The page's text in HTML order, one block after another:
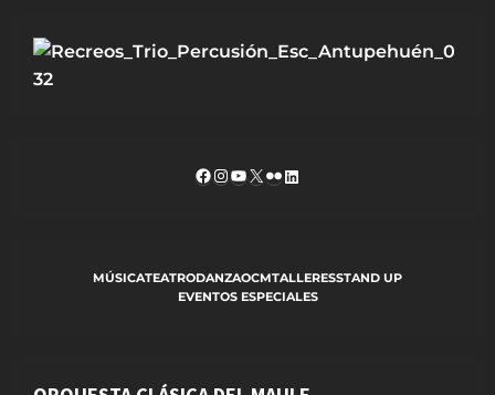
i
Facebook
Instagram
YouTube
X FlickrLinkedIn
MÚSICATEATRODANZAOCMTALLERESSTAND UP
EVENTOS ESPECIALES